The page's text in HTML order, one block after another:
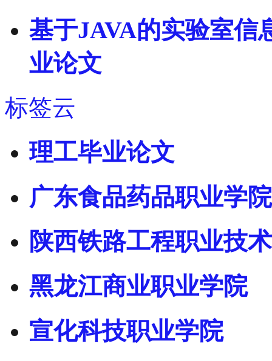
基于JAVA的实验室信
业论文
标签云
理工毕业论文
广东食品药品职业学院
陕西铁路工程职业技
黑龙江商业职业学院
宣化科技职业学院